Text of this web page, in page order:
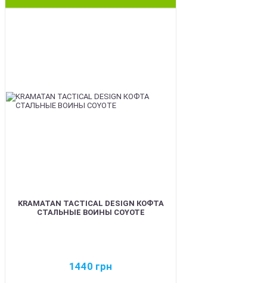
KRAMATAN TACTICAL DESIGN КОФТА
СТАЛЬНЫЕ ВОИНЫ COYOTE
1440 грн